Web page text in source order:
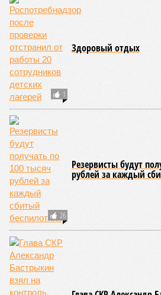
предписания, обязывающие
недостатки.
Среди наиболее часто
оказались следующие:
территории и несоблюдение
на ней; нарушения в процессе
при обеспечении питьевого режима;
несвоевременное или неполное
осмотров сотрудников лагерей.
Особый контроль был направлен на
работающий на пищеблоках. В ходе
человек были обнаружены
указанные сотрудники были
от выполнения своих обязанностей
лечение.
Представители ведомства
принятие указанных мер позволило
возникновения массовых
среди детей, находившихся в
учреждениях.